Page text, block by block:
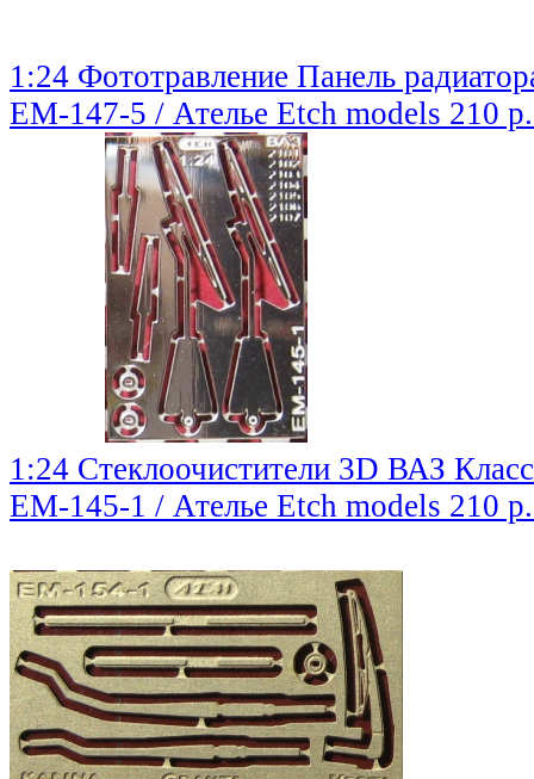
1:24 Фототравление Панель
EM-147-5 / Ателье Etch models 210
1:24 Стеклоочистители 3D ВАЗ
EM-145-1 / Ателье Etch models 210